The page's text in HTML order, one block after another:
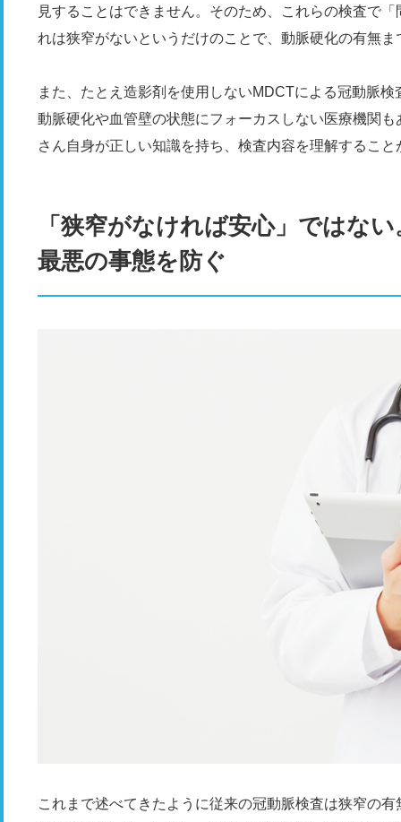
見することはできません。そのため、これらの検査で
れは狭窄がないというだけのことで、動脈硬化の有無
また、たとえ造影剤を使用しないMDCTによる冠動脈
動脈硬化や血管壁の状態にフォーカスしない医療機関
さん自身が正しい知識を持ち、検査内容を理解すること
「狭窄がなければ安心」ではな
最悪の事態を防ぐ
これまで述べてきたように従来の冠動脈検査は狭窄の有